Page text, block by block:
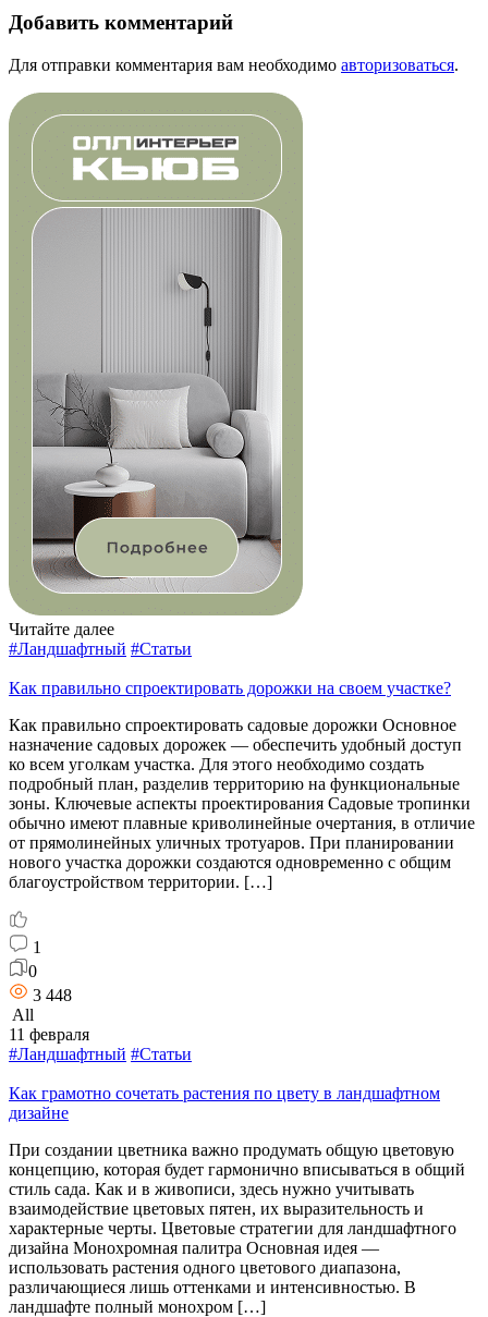
Добавить комментарий
Для отправки комментария вам необходимо авторизоваться.
Читайте далее
#Ландшафтный #Статьи
Как правильно спроектировать дорожки на своем участке?
Как правильно спроектировать садовые дорожки Основное
назначение садовых дорожек — обеспечить удобный доступ
ко всем уголкам участка. Для этого необходимо создать
подробный план, разделив территорию на функциональные
зоны. Ключевые аспекты проектирования Садовые тропинки
обычно имеют плавные криволинейные очертания, в отличие
от прямолинейных уличных тротуаров. При планировании
нового участка дорожки создаются одновременно с общим
благоустройством территории. […]
1
0
3 448
All
11 февраля
#Ландшафтный #Статьи
Как грамотно сочетать растения по цвету в ландшафтном
дизайне
При создании цветника важно продумать общую цветовую
концепцию, которая будет гармонично вписываться в общий
стиль сада. Как и в живописи, здесь нужно учитывать
взаимодействие цветовых пятен, их выразительность и
характерные черты. Цветовые стратегии для ландшафтного
дизайна Монохромная палитра Основная идея —
использовать растения одного цветового диапазона,
различающиеся лишь оттенками и интенсивностью. В
ландшафте полный монохром […]